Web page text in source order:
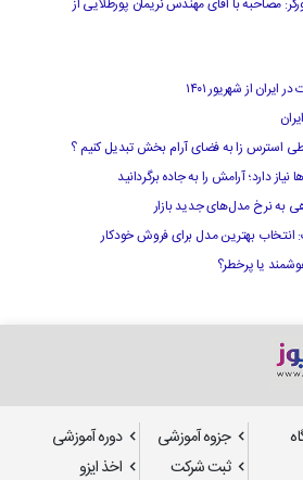
ایران از شهریور ۱۴۰۱
استرس زا به فضای آرام بخش تبدیل کنیم ؟
دارد؛ آرامش را به جاده برگردانید
به نرخ مدل‌های جدید بازار
انتخاب بهترین مدل برای فروش خودکار
یا پرخطر؟
جزوه آموزشی
دوره آموزشی
ثبت شرکت
اخذ ایزو